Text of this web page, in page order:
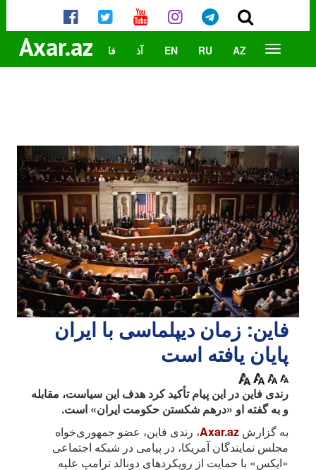
Axar.az AZ
RU
EN آذ فا
فاین: زمان دیپلماسی با ایران
پایان یافته است
رندی فاین در این پیام تأکید کرد هدف این سیاست، مقابله
و به گفته او «درهم شکستن حکومت ایران» است.
به گزارش Axar.az، رندی فاین، عضو جمهوری‌خواه
مجلس نمایندگان آمریکا، در پیامی در شبکه اجتماعی
«ایکس» با حمایت از رویکردهای دونالد ترامپ علیه